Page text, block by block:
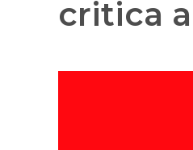
critica